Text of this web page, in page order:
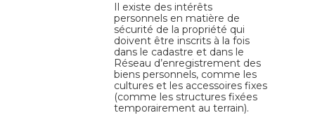
Il existe des intérêts
personnels en matière de
sécurité de la propriété qui
doivent être inscrits à la fois
dans le cadastre et dans le
Réseau d’enregistrement des
biens personnels, comme les
cultures et les accessoires fixes
(comme les structures fixées
temporairement au terrain).